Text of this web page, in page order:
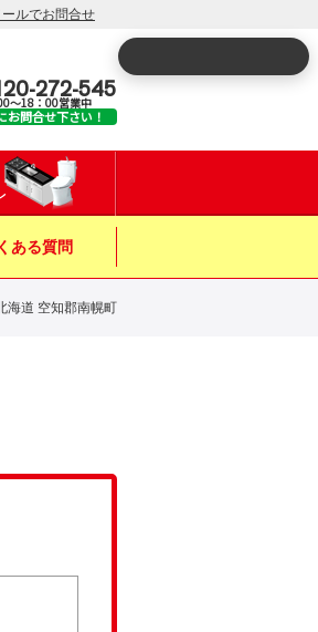
ールでお問合せ
272-545
～18：00営業中
お問合せ下さい！
ある質問
海道 空知郡南幌町